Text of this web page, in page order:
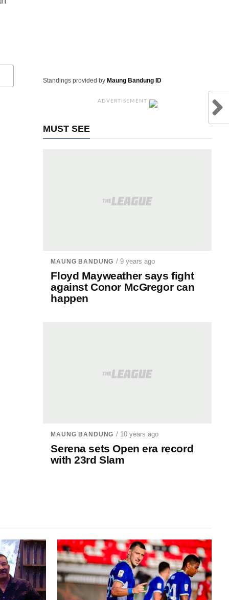
Standings provided by Maung Bandung ID
ADVERTISEMENT
MUST SEE
MAUNG BANDUNG / 9 years ago
Floyd Mayweather says fight
against Conor McGregor can
happen
MAUNG BANDUNG / 10 years ago
Serena sets Open era record
with 23rd Slam